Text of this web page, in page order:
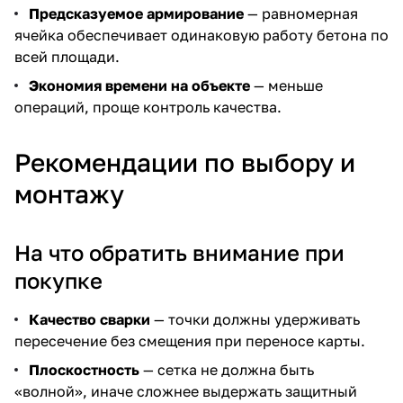
Предсказуемое армирование — равномерная
ячейка обеспечивает одинаковую работу бетона по
всей площади.
Экономия времени на объекте — меньше
операций, проще контроль качества.
Рекомендации по выбору и
монтажу
На что обратить внимание при
покупке
Качество сварки — точки должны удерживать
пересечение без смещения при переносе карты.
Плоскостность — сетка не должна быть
«волной», иначе сложнее выдержать защитный